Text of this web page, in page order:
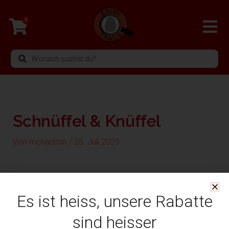
Inhalt
springen
0
Search
...
Schnüffel & Knüffel
Von mchadmin / 25. Juli 2025
Es ist heiss, unsere Rabatte
sind heisser